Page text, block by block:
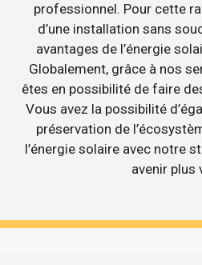
professionnel. Pour cette
d’une installation sans
avantages de l’énergie
Globalement, grâce à nos
êtes en possibilité de faire
Vous avez la possibilité
préservation de
l’énergie solaire avec notre
avenir plus